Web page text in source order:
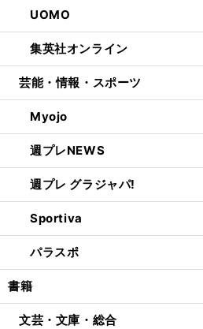
UOMO
集英社オンライン
芸能・情報・スポーツ
Myojo
週プレNEWS
週プレ グラジャパ!
Sportiva
パラスポ
書籍
文芸・文庫・総合